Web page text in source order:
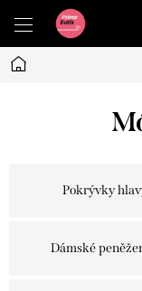
obsah
Domů
Pokrývky
Dámské